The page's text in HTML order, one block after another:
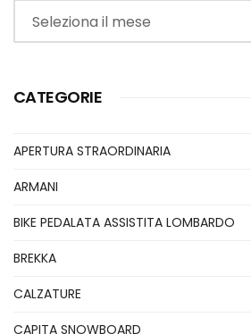
Archivi
CATEGORIE
APERTURA STRAORDINARIA
ARMANI
BIKE PEDALATA ASSISTITA LOMBARDO
BREKKA
CALZATURE
CAPITA SNOWBOARD